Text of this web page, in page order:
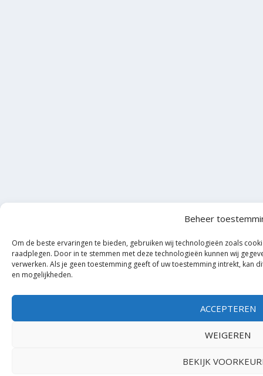
Beheer
Om de beste ervaringen te bieden, gebruiken wij technologieën zoals
raadplegen. Door in te stemmen met deze technologieën kunnen wij
verwerken. Als je geen toestemming geeft of uw toestemming intrekt, kan
en mogelijkheden.
ACCEPTEREN
WEIGEREN
BEKIJK